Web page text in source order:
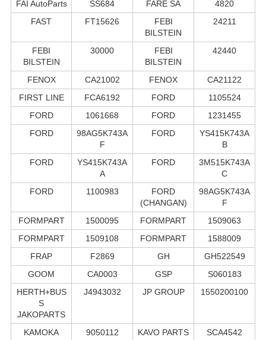
FAI AutoParts SS684 FARE SA
4820
FAST
FT15626
FEBI
BILSTEIN
24211
FEBI
BILSTEIN
30000
FEBI
BILSTEIN
42440
FENOX CA21002 FENOX
CA21122
FIRST LINE
FCA6192 FORD
1105524
FORD
1061668 FORD
1231455
FORD
98AG5K743A
F
FORD
YS415K743A
B
FORD
YS415K743A
A
FORD
3M515K743A
C
FORD
1100983
FORD
(CHANGAN)
98AG5K743A
F
FORMPART
1500095 FORMPART
1509063
FORMPART
1509108 FORMPART
1588009
FRAP
F2869 GH
GH522549
GOOM
CA0003 GSP
S060183
HERTH+BUS
S
JAKOPARTS
J4943032 JP GROUP 1550200100
KAMOKA 9050112 KAVO PARTS
SCA4542